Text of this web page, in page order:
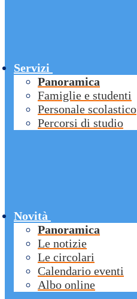
Servizi
Panoramica
Famiglie e studenti
Personale scolastico
Percorsi di studio
Novità
Panoramica
Le notizie
Le circolari
Calendario eventi
Albo online